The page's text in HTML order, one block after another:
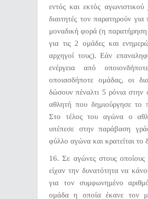
εντός και εκτός
διαιτητές τον παρατηρούν
μοναδική φορά (η παρατήρηση
για τις 2 ομάδες και
αρχηγοί τους). Εάν
ενέργεια από
οποιασδήποτε ομάδας, οι
δώσουν πέναλτι 5 ρόνια στην
αθλητή που δημιούργησε το
Στο τέλος του αγώνα ο
υπέπεσε στην παράβαση
φύλλο αγώνα και κρατείται το
16. Σε αγώνες στους οποίους
είχαν την δυνατότητα να
για τον συμφωνημένο
ομάδα η οποία έκανε τον